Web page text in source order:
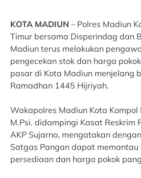
KOTA MADIUN – Polres Madiun
Timur bersama Disperindag dan
Madiun terus melakukan
pengecekan stok dan harga
pasar di Kota Madiun menjelang
Ramadhan 1445 Hijriyah.
Wakapolres Madiun Kota Kompol
M.Psi. didampingi Kasat Reskrim
AKP Sujarno, mengatakan
Satgas Pangan dapat memantau
persediaan dan harga pokok